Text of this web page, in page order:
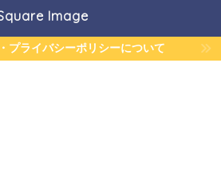
Image
プライバシーポリシーについて